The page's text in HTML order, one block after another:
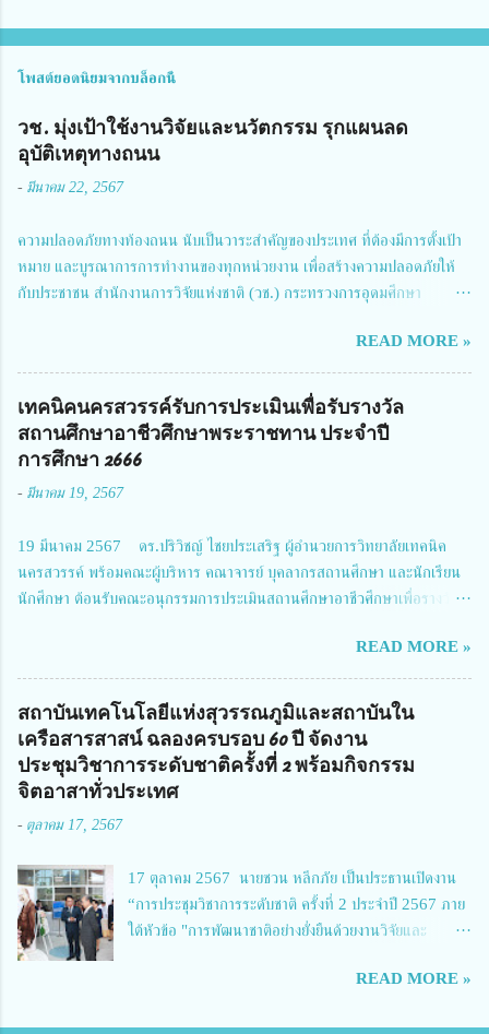
โพสต์ยอดนิยมจากบล็อกนี้
วช. มุ่งเป้าใช้งานวิจัยและนวัตกรรม รุกแผนลด
อุบัติเหตุทางถนน
- มีนาคม 22, 2567
ความปลอดภัยทางท้องถนน นับเป็นวาระสำคัญของประเทศ ที่ต้องมีการตั้งเป้า
หมาย และบูรณาการการทำงานของทุกหน่วยงาน เพื่อสร้างความปลอดภัยให้
กับประชาชน สำนักงานการวิจัยแห่งชาติ (วช.) กระทรวงการอุดมศึกษา
สมาคมวิศวกรรมชีวการแพทย์ไทย จัดการประชุมเผยแพร่ผลการดำเนินงาน
โครงการการวิจัยเชิงปฏิบัติการโดยบูรณาการทุกภาคส่วน เพื่อลดอุบัติเหตุและ
การเสียชีวิตให้สอดคล้องกับเป้าหมายแผนแม่บทฉบับที่ 5 ในวันที่ 22 มีนาคม
2567 โดยมี ดร.วิภารัตน์ ดีอ่อง ผู้อำนวยการสำนักงานการวิจัยแห่งชาติ เป็น
ประธานในพิธีเปิดพร้อมให้นโยบายการผลักดันงานวิจัยเพื่อความปลอดภัยทาง
การประชุมในครั้งนี้ นางสาวสตตกมล เกียรติพานิช ผู้อำนวยการกองบริหารทุน
Richmond Stylish Convention Hotel จังหวัดนนทบุรี ดร.วิภารัตน์ ดีอ่อง
ผู้อำนวยการสำนักงานการวิจัยแห่งชาติ กล่าวว่า วช. ในฐานะหน่วยงานบริหาร
จัดการทุนวิจัยและนวัตกรรมได้เล็งเห็นถึงความสำคัญของกา...
READ MORE »
เทคนิคนครสวรรค์รับการประเมินเพื่อรับรางวัล
สถานศึกษาอาชีวศึกษาพระราชทาน ประจำปี
การศึกษา 2666
- มีนาคม 19, 2567
19 มีนาคม 2567 ดร.ปริวิชญ์ ไชยประเสริฐ ผู้อำนวยการวิทยาลัยเทคนิค
นครสวรรค์ พร้อมคณะผู้บริหาร คณาจารย์ บุคลากรสถานศึกษา และนักเรียน
นักศึกษา ต้อนรับคณะอนุกรรมการประเมินสถานศึกษาอาชีวศึกษาเพื่อรางวัล
นายจักรภพ เนวะมาตย์ ผู้อำนวยการวิทยาลัยเทคนิคตาก ประธานคณะอนุกร
รมการฯ 1.นายวณิชา คณะใน ผู้ทรงคุณวุฒิ 2.นายภัทธาวุธ โพธา ผู้อำนวย
การวิทยาลัยสารพัดช่างกำแพงเพชร 3.นางสาวหัตถาภรณ์ เสาร์เรือน ผู้อำนวย
การวิทยาลัยการอาชีพบ้านตาก 4.นางเพ็ญศรี ขุนทอง ผู้อำนวยการวิทยาลัย
การอาชีพรัตนประสิทธิ์วิทย์ 5.นายธเนศ คงวังทอง ผู้อำนวยการวิทยาลัย
เกษตรและเทคโนโลยีพิจิตร 6.นายชัยณรงค์ คชมาตย์ ผู้อำนวยการวิทยาลัย
8.นายณัฐกฤต ภูทวี รองผู้อำนวยการวิทยาลัยเทคนิคตาก นายจักรภพ กล่าว
ยาวนาน มีบุคลากร นักเรียน นักศึกษาจำนวนมาก ต้องการควา...
READ MORE »
สถาบันเทคโนโลยีแห่งสุวรรณภูมิและสถาบันใน
เครือสารสาสน์ ฉลองครบรอบ 60 ปี จัดงาน
ประชุมวิชาการระดับชาติครั้งที่ 2 พร้อมกิจกรรม
จิตอาสาทั่วประเทศ
- ตุลาคม 17, 2567
17 ตุลาคม 2567 นายชวน หลีกภัย เป็นประธานเปิดงาน
“การประชุมวิชาการระดับชาติ ครั้งที่ 2 ประจำปี 2567 ภาย
ใต้หัวข้อ "การพัฒนาชาติอย่างยั่งยืนด้วยงานวิจัยและ
Technology National Conference 2024: 'Towards
READ MORE »